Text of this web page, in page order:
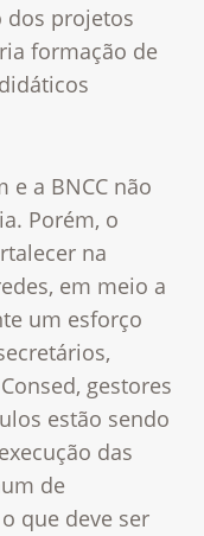
dos projetos
formação de
a BNCC não
Porém, o
na
em meio a
um esforço
gestores
estão sendo
das
de
que deve ser